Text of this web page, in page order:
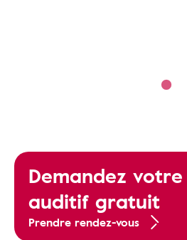
Demandez
auditif gratuit
Prendre rendez-vous